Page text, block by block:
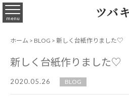
menu
ホーム > BLOG > 新しく台紙作りました♡
新しく台紙作りました♡
2020.05.26 BLOG